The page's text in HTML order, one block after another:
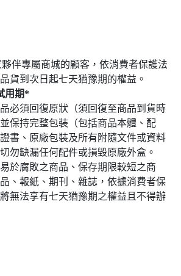
夥伴專屬商城的顧客，依消費者保護法
貨到次日起七天猶豫期的權益。
用期*
必須回復原狀（須回復至商品到貨時
保持完整包裝（包括商品本體、配
書、原廠包裝及所有附隨文件或資料
勿缺漏任何配件或損毀原廠外盒。
於腐敗之商品、保存期限較短之商
、報紙、期刊、雜誌，依據消費者保
無法享有七天猶豫期之權益且不得辦